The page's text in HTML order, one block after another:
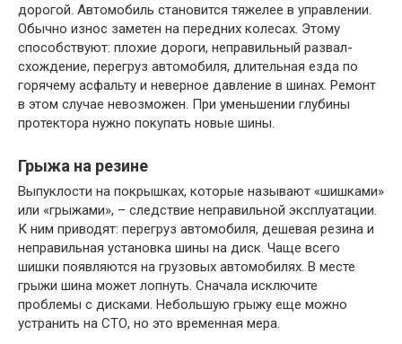
дорогой. Автомобиль становится тяжелее в управлении.
Обычно износ заметен на передних колесах. Этому
способствуют: плохие дороги, неправильный развал-
схождение, перегруз автомобиля, длительная езда по
горячему асфальту и неверное давление в шинах. Ремонт
в этом случае невозможен. При уменьшении глубины
протектора нужно покупать новые шины.
Грыжа на резине
Выпуклости на покрышках, которые называют «шишками»
или «грыжами», – следствие неправильной эксплуатации.
К ним приводят: перегруз автомобиля, дешевая резина и
неправильная установка шины на диск. Чаще всего
шишки появляются на грузовых автомобилях. В месте
грыжи шина может лопнуть. Сначала исключите
проблемы с дисками. Небольшую грыжу еще можно
устранить на СТО, но это временная мера.